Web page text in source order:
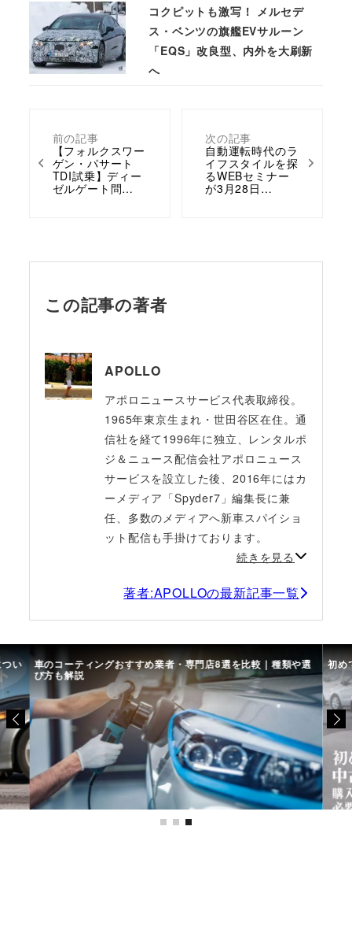
前の記事
【フォルクスワー
ゲン・パサート
TDI試乗】ディー
ゼルゲート問…
次の記事
自動運転時代のラ
イフスタイルを探
るWEBセミナー
が3月28日…
コクピットも激写！ メルセデ
ス・ベンツの旗艦EVサルーン
「EQS」改良型、内外を大刷新
へ
この記事の著者
APOLLO
アポロニュースサービス代表取締役。
1965年東京生まれ・世田谷区在住。通
信社を経て1996年に独立、レンタルポ
ジ＆ニュース配信会社アポロニュース
サービスを設立した後、2016年にはカ
ーメディア「Spyder7」編集長に兼
任、多数のメディアへ新車スパイショ
ット配信も手掛けております。
続きを見る
著者:APOLLOの最新記事一覧
い 車のコーティングおすすめ業者・専門店8選を比較｜種類や選
び方も解説
初め